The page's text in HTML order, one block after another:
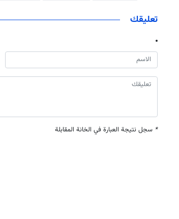
تعليقك
* سجل نتيجة العبارة في الخانة المقابلة